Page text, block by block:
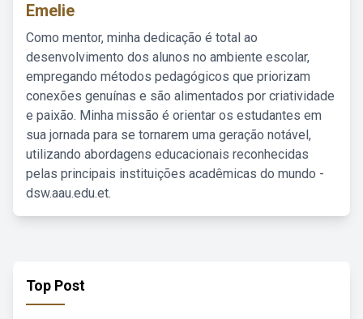
Emelie
Como mentor, minha dedicação é total ao
desenvolvimento dos alunos no ambiente escolar,
empregando métodos pedagógicos que priorizam
conexões genuínas e são alimentados por criatividade
e paixão. Minha missão é orientar os estudantes em
sua jornada para se tornarem uma geração notável,
utilizando abordagens educacionais reconhecidas
pelas principais instituições acadêmicas do mundo -
dsw.aau.edu.et.
Top Post